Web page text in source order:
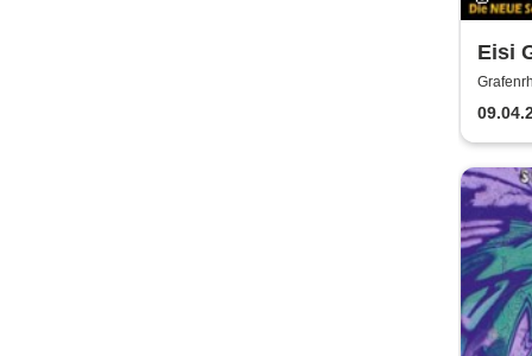
Eisi